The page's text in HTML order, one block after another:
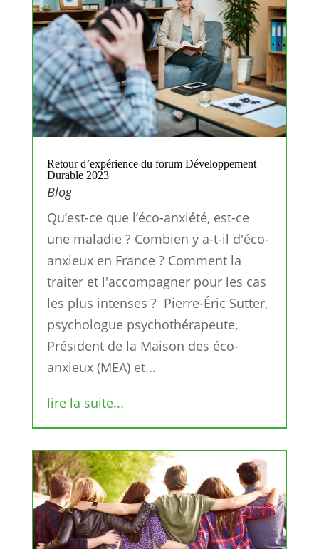
Retour d’expérience du forum Développement
Durable 2023
Blog
Qu’est-ce que l’éco-anxiété, est-ce
une maladie ? Combien y a-t-il d'éco-
anxieux en France ? Comment la
traiter et l'accompagner pour les cas
les plus intenses ? Pierre-Éric Sutter,
psychologue psychothérapeute,
Président de la Maison des éco-
anxieux (MEA) et...
lire la suite...